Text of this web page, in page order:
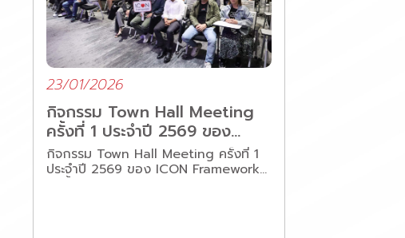
23/01/2026
กิจกรรม Town Hall Meeting
ครั้งที่ 1 ประจำปี 2569 ของ
ICON Framework
กิจกรรม Town Hall Meeting ครั้งที่ 1
ประจำปี 2569 ของ ICON Framework